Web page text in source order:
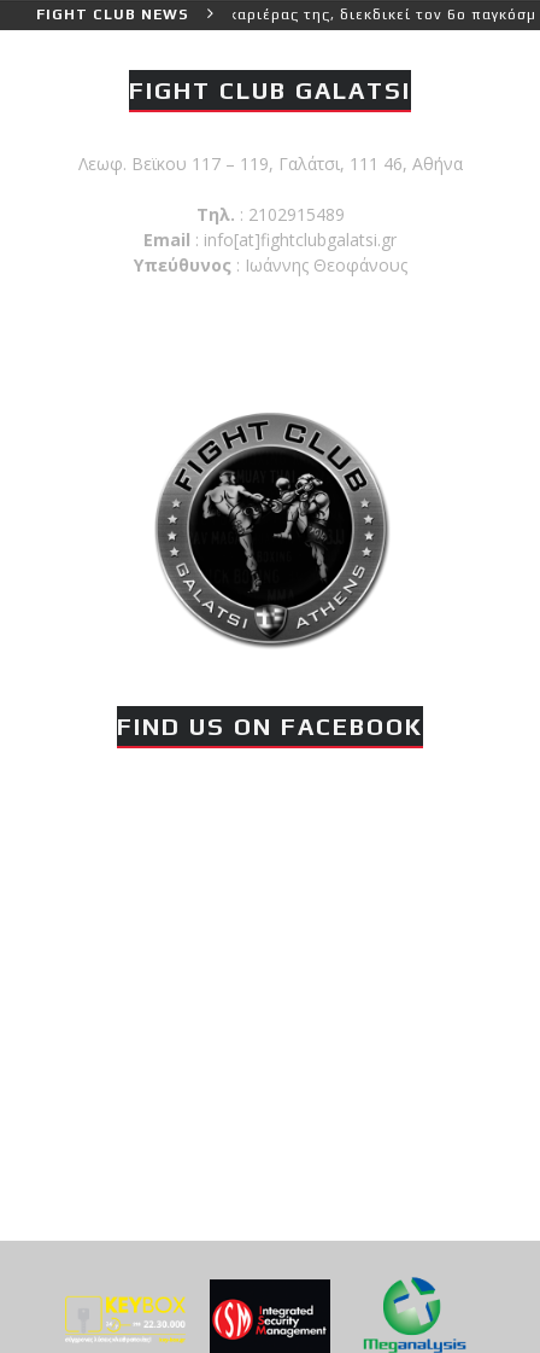
FIGHT CLUB NEWS
δύσκολο αγώνα της καριέρας της, διεκδικεί τον 6ο παγκόσμιο
FIGHT CLUB GALATSI
Λεωφ. Βεϊκου 117 – 119, Γαλάτσι, 111 46, Αθήνα
Τηλ. : 2102915489
Email : info[at]fightclubgalatsi.gr
Υπεύθυνος : Ιωάννης Θεοφάνους
FIND US ON FACEBOOK